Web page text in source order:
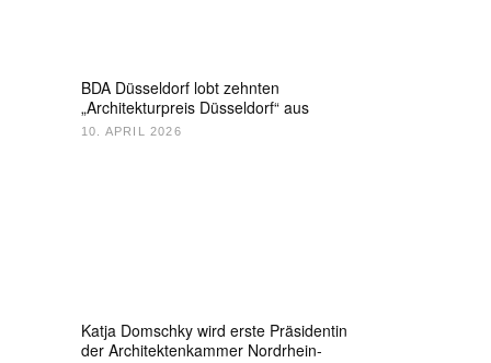
BDA Düsseldorf lobt zehnten
„Architekturpreis Düsseldorf“ aus
10. APRIL 2026
Katja Domschky wird erste Präsidentin
der Architektenkammer Nordrhein-